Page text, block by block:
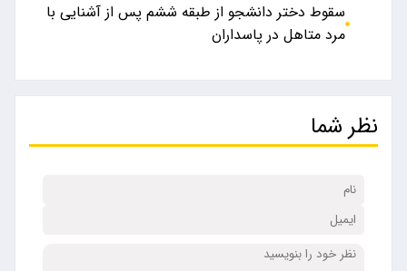
سقوط دختر دانشجو از طبقه ششم پس از آشنایی با
مرد متاهل در پاسداران
نظر شما